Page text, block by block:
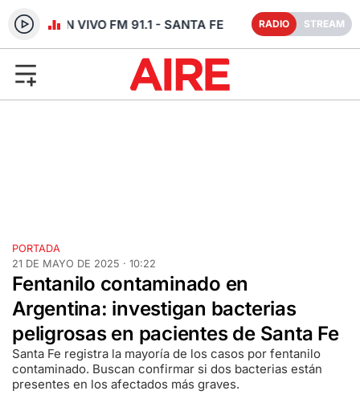
RADIO EN VIVO FM 91.1 - SANTA FE RADIO STREAM
PORTADA
21 DE MAYO DE 2025 · 10:22
Fentanilo contaminado en
Argentina: investigan bacterias
peligrosas en pacientes de Santa Fe
Santa Fe registra la mayoría de los casos por fentanilo
contaminado. Buscan confirmar si dos bacterias están
presentes en los afectados más graves.